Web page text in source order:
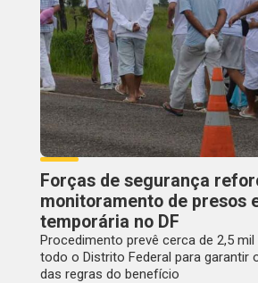
Forças de segurança
monitoramento de presos
temporária no DF
Procedimento prevê cerca de 2,5
todo o Distrito Federal para garantir
das regras do benefício